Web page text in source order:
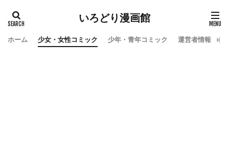
いろどり漫画館
ホーム 少女・女性コミック 少年・青年コミック 運営者情報